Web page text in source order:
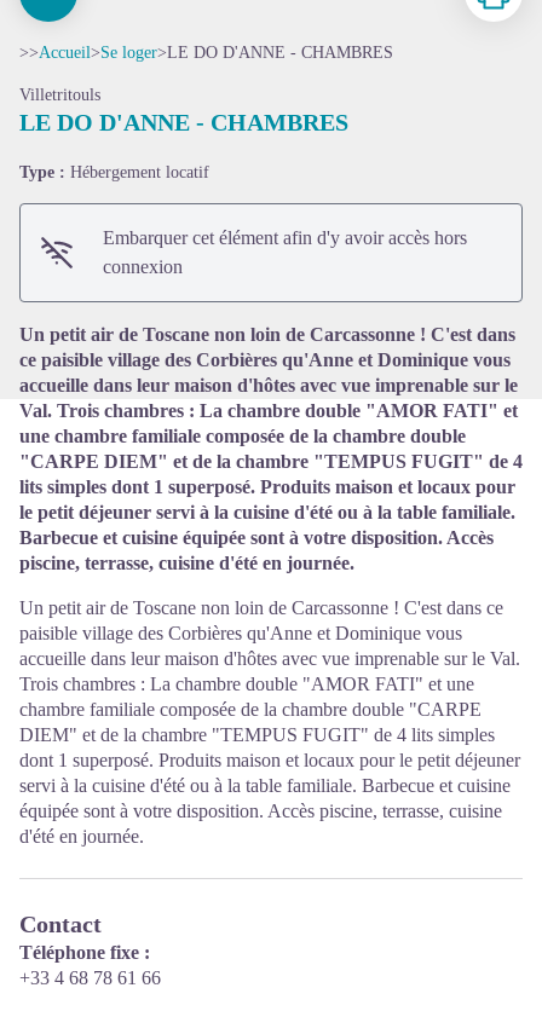
Voir l'image en plein écran
>>Accueil>Se loger>LE DO D'ANNE - CHAMBRES
Villetritouls
LE DO D'ANNE - CHAMBRES
Type : Hébergement locatif
Embarquer cet élément afin d'y avoir accès hors
connexion
Un petit air de Toscane non loin de Carcassonne ! C'est dans
ce paisible village des Corbières qu'Anne et Dominique vous
accueille dans leur maison d'hôtes avec vue imprenable sur le
Val. Trois chambres : La chambre double "AMOR FATI" et
une chambre familiale composée de la chambre double
"CARPE DIEM" et de la chambre "TEMPUS FUGIT" de 4
lits simples dont 1 superposé. Produits maison et locaux pour
le petit déjeuner servi à la cuisine d'été ou à la table familiale.
Barbecue et cuisine équipée sont à votre disposition. Accès
piscine, terrasse, cuisine d'été en journée.
Un petit air de Toscane non loin de Carcassonne ! C'est dans ce
paisible village des Corbières qu'Anne et Dominique vous
accueille dans leur maison d'hôtes avec vue imprenable sur le Val.
Trois chambres : La chambre double "AMOR FATI" et une
chambre familiale composée de la chambre double "CARPE
DIEM" et de la chambre "TEMPUS FUGIT" de 4 lits simples
dont 1 superposé. Produits maison et locaux pour le petit déjeuner
servi à la cuisine d'été ou à la table familiale. Barbecue et cuisine
équipée sont à votre disposition. Accès piscine, terrasse, cuisine
d'été en journée.
Contact
Téléphone fixe :
+33 4 68 78 61 66